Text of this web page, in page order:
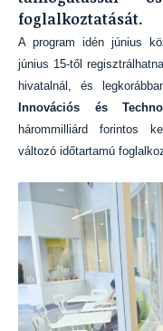
foglalkoztatását.
A program idén június
június 15-től
hivatalnál, és
Innovációs és
hárommilliárd forintos
változó időtartamú